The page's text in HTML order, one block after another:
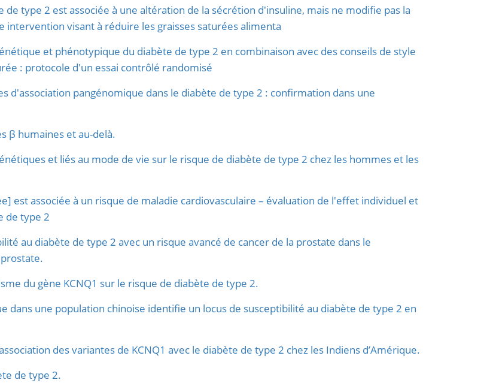
type 2 est associée à une altération de la sécrétion d'insuline, mais ne modifie pas la
intervention visant à réduire les graisses saturées alimenta
et phénotypique du diabète de type 2 en combinaison avec des conseils de style
: protocole d'un essai contrôlé randomisé
d'association pangénomique dans le diabète de type 2 : confirmation dans une
β humaines et au-delà.
et liés au mode de vie sur le risque de diabète de type 2 chez les hommes et les
est associée à un risque de maladie cardiovasculaire – évaluation de l'effet individuel et
de type 2
au diabète de type 2 avec un risque avancé de cancer de la prostate dans le
du gène KCNQ1 sur le risque de diabète de type 2.
dans une population chinoise identifie un locus de susceptibilité au diabète de type 2 en
des variantes de KCNQ1 avec le diabète de type 2 chez les Indiens d’Amérique.
de type 2.